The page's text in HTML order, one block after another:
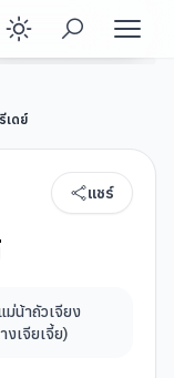
Enable dark
ดูรายละเอียดทัวร์
เดย์
แชร์
ม่น้าถัวเจียง
งเจียเจี้ย)